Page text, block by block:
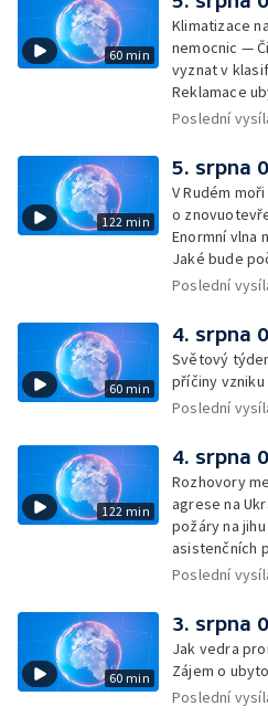
60 min
Klimatizace
nemocnic —
vyznat v
Reklamace
dovolené
na dovolené
dovolené v
u Malé
Poslední
122 min
5. srpna
V Rudém
o
Enormní vlna
Jaké bude
Ukrajině —
— Třem
pitná voda —
— Horko a
příměstský
Poslední
60 min
4. srpna
Světový
příčiny vzniku
Poslední
122 min
4. srpna
Rozhovory
agrese na
požáry na
asistenčních
hudebníkem
Poslední
60 min
3. srpna
Jak vedra
Zájem o
Poslední